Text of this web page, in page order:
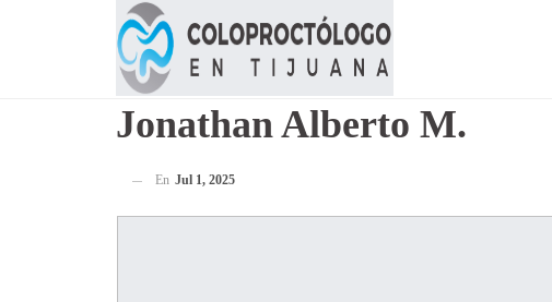
Jonathan Alberto M.
En Jul 1, 2025